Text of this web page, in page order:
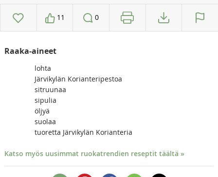
11 0
Raaka-aineet
lohta
Järvikylän Korianteripestoa
sitruunaa
sipulia
öljyä
suolaa
tuoretta Järvikylän Korianteria
Katso myös uusimmat ruokatrendien reseptit täältä »